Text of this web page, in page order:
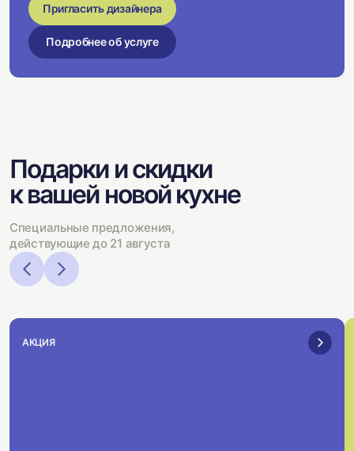
Пригласить дизайнера
Подробнее об услуге
Подарки и скидки
к вашей новой кухне
Специальные предложения,
действующие до 21 августа
АКЦИЯ